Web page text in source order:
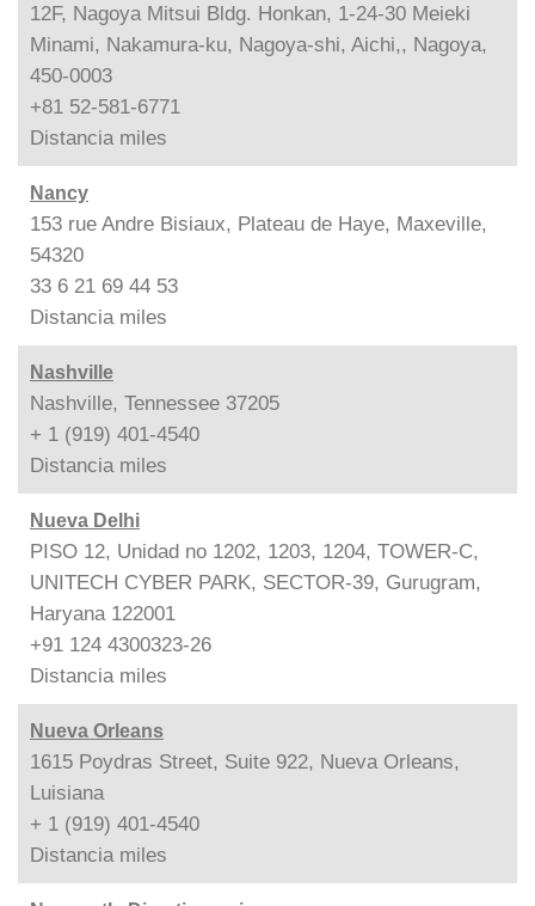
12F, Nagoya Mitsui Bldg. Honkan, 1-24-30 Meieki
Minami, Nakamura-ku, Nagoya-shi, Aichi,, Nagoya,
450-0003
+81 52-581-6771
Distancia miles
Nancy
153 rue Andre Bisiaux, Plateau de Haye, Maxeville,
54320
33 6 21 69 44 53
Distancia miles
Nashville
Nashville, Tennessee 37205
+ 1 (919) 401-4540
Distancia miles
Nueva Delhi
PISO 12, Unidad no 1202, 1203, 1204, TOWER-C,
UNITECH CYBER PARK, SECTOR-39, Gurugram,
Haryana 122001
+91 124 4300323-26
Distancia miles
Nueva Orleans
1615 Poydras Street, Suite 922, Nueva Orleans,
Luisiana
+ 1 (919) 401-4540
Distancia miles